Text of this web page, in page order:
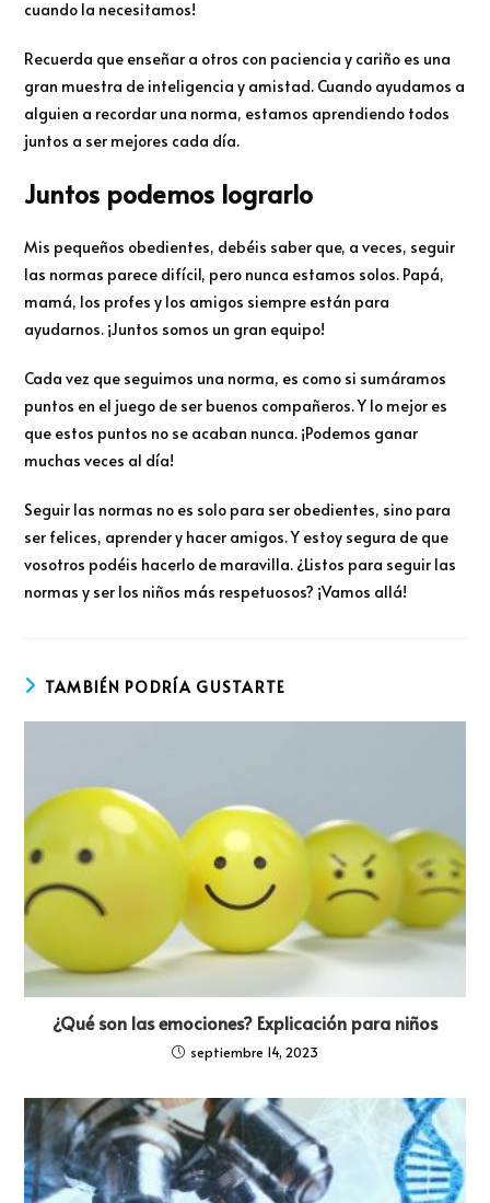
cuando la necesitamos!
Recuerda que enseñar a otros con paciencia y cariño es una
gran muestra de inteligencia y amistad. Cuando ayudamos a
alguien a recordar una norma, estamos aprendiendo todos
juntos a ser mejores cada día.
Juntos podemos lograrlo
Mis pequeños obedientes, debéis saber que, a veces, seguir
las normas parece difícil, pero nunca estamos solos. Papá,
mamá, los profes y los amigos siempre están para
ayudarnos. ¡Juntos somos un gran equipo!
Cada vez que seguimos una norma, es como si sumáramos
puntos en el juego de ser buenos compañeros. Y lo mejor es
que estos puntos no se acaban nunca. ¡Podemos ganar
muchas veces al día!
Seguir las normas no es solo para ser obedientes, sino para
ser felices, aprender y hacer amigos. Y estoy segura de que
vosotros podéis hacerlo de maravilla. ¿Listos para seguir las
normas y ser los niños más respetuosos? ¡Vamos allá!
TAMBIÉN PODRÍA GUSTARTE
¿Qué son las emociones? Explicación para niños
septiembre 14, 2023